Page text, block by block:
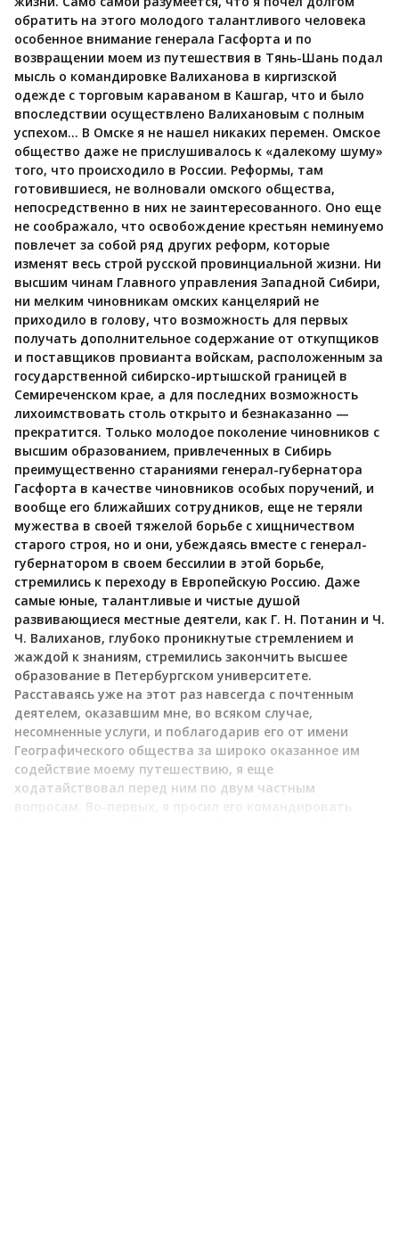
обратить на этого молодого талантливого человека
особенное внимание генерала Гасфорта и по
возвращении моем из путешествия в Тянь-Шань подал
мысль о командировке Валиханова в киргизской
одежде с торговым караваном в Кашгар, что и было
впоследствии осуществлено Валихановым с полным
успехом… В Омске я не нашел никаких перемен. Омское
общество даже не прислушивалось к «далекому шуму»
того, что происходило в России. Реформы, там
готовившиеся, не волновали омского общества,
непосредственно в них не заинтересованного. Оно еще
не соображало, что освобождение крестьян неминуемо
повлечет за собой ряд других реформ, которые
изменят весь строй русской провинциальной жизни. Ни
высшим чинам Главного управления Западной Сибири,
ни мелким чиновникам омских канцелярий не
приходило в голову, что возможность для первых
получать дополнительное содержание от откупщиков
и поставщиков провианта войскам, расположенным за
государственной сибирско-иртышской границей в
Семиреченском крае, а для последних возможность
лихоимствовать столь открыто и безнаказанно —
прекратится. Только молодое поколение чиновников с
высшим образованием, привлеченных в Сибирь
преимущественно стараниями генерал-губернатора
Гасфорта в качестве чиновников особых поручений, и
вообще его ближайших сотрудников, еще не теряли
мужества в своей тяжелой борьбе с хищничеством
старого строя, но и они, убеждаясь вместе с генерал-
губернатором в своем бессилии в этой борьбе,
стремились к переходу в Европейскую Россию. Даже
самые юные, талантливые и чистые душой
развивающиеся местные деятели, как Г. Н. Потанин и Ч.
Ч. Валиханов, глубоко проникнутые стремлением и
жаждой к знаниям, стремились закончить высшее
образование в Петербургском университете.
Расставаясь уже на этот раз навсегда с почтенным
деятелем, оказавшим мне, во всяком случае,
несомненные услуги, и поблагодарив его от имени
Географического общества за широко оказанное им
содействие моему путешествию, я еще
ходатайствовал перед ним по двум частным
вопросам. Во-первых, я просил его командировать